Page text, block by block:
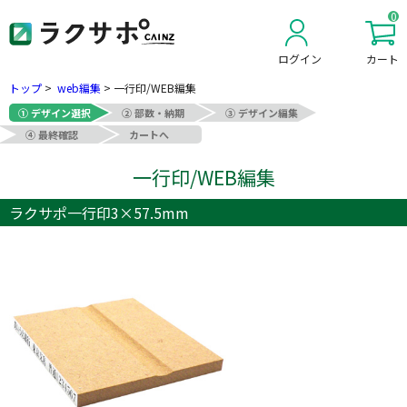
ログイン
0
カート
トップ > web編集 > 一行印/WEB編集
① デザイン選択 ② 部数・納期
③ デザイン編集
④ 最終確認
カートへ
一行印/WEB編集
ラクサポ一行印3×57.5mm